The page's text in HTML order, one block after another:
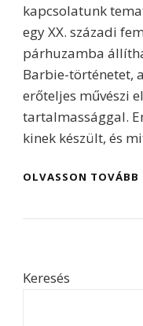
kapcsolatunk
egy XX. századi
párhuzamba
Barbie-történetet,
erőteljes művészi
tartalmassággal.
kinek készült, és
OLVASSON TOVÁBB
Keresés